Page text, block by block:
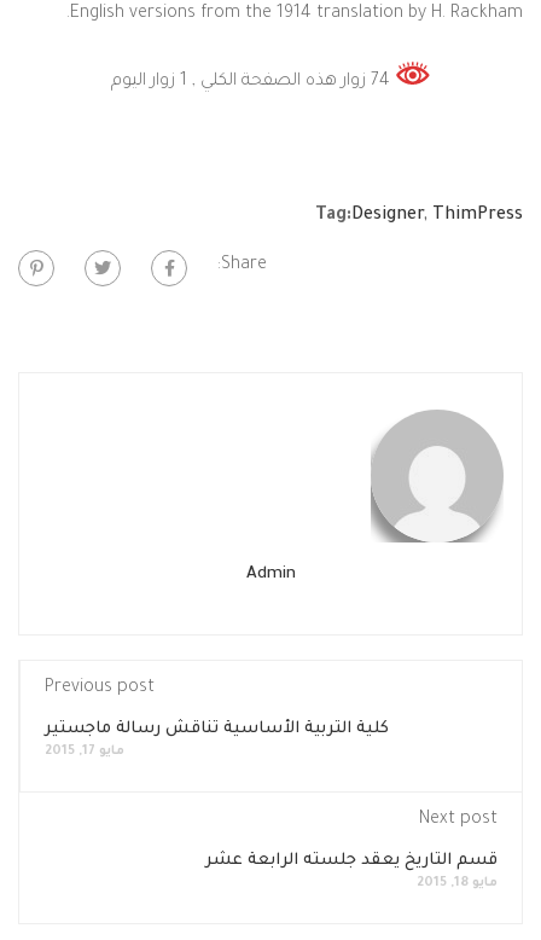
English versions from the 1914 translation by H. Rackham.
, 1 زوار اليوم
Tag:Designer, ThimPress
Share:
Admin
Previous post
كلية التربية الأساسية تناقش رسالة ماجستير
مايو 17, 2015
Next post
قسم التاريخ يعقد جلسته الرابعة عشر
مايو 18, 2015